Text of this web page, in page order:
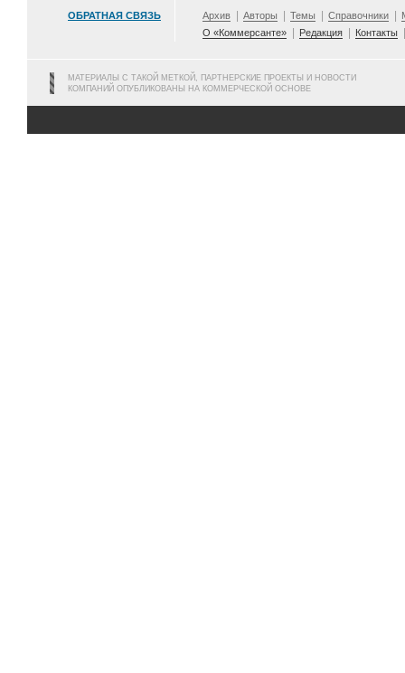
ОБРАТНАЯ СВЯЗЬ Архив Авторы Темы Справочники
О «Коммерсанте»
Редакция Контакты
МАТЕРИАЛЫ С ТАКОЙ МЕТКОЙ, ПАРТНЕРСКИЕ ПРОЕКТЫ И НОВОСТИ
КОМПАНИЙ ОПУБЛИКОВАНЫ НА КОММЕРЧЕСКОЙ ОСНОВЕ